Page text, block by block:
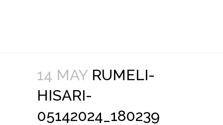
14 MAYRUMELI-
HISARI-
05142024_180239